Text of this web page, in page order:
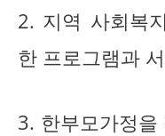
2. 지역 사회복
한 프로그램과
3. 한부모가정